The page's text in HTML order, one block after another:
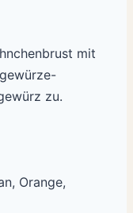
mit
zu.
Orange,